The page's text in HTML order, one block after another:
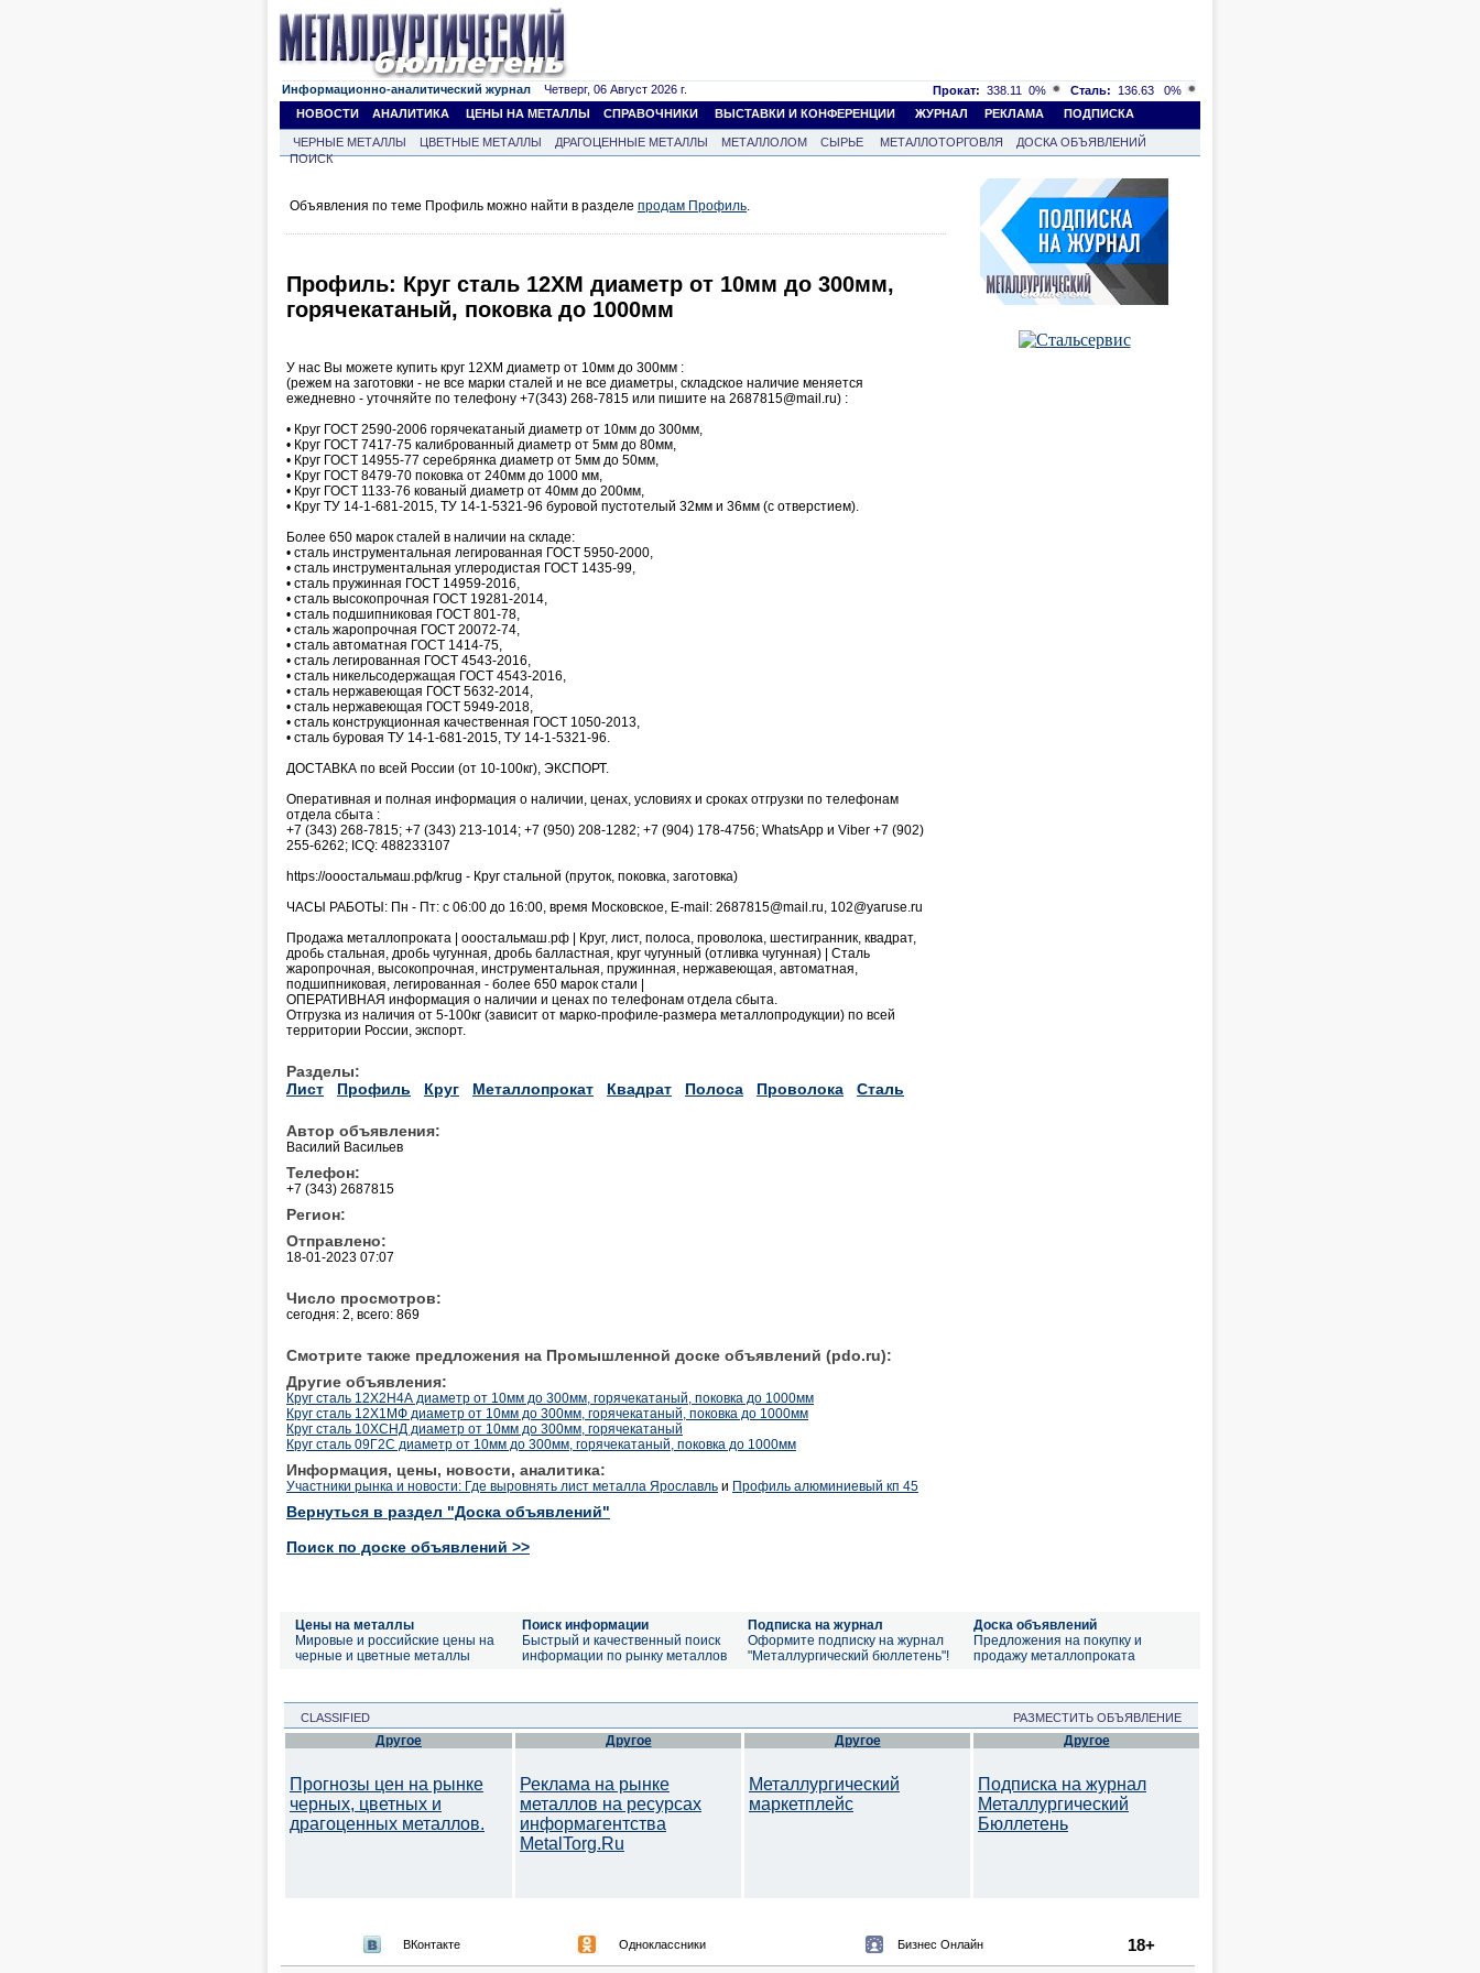
Информационно-аналитический журнал Четверг, 06 Август 2026 г. Прокат: 338.11 0% Сталь: 136.63
0%
НОВОСТИ
АНАЛИТИКА ЦЕНЫ НА МЕТАЛЛЫ СПРАВОЧНИКИ ВЫСТАВКИ И КОНФЕРЕНЦИИ ЖУРНАЛ РЕКЛАМА ПОДПИСКА
ЧЕРНЫЕ МЕТАЛЛЫ ЦВЕТНЫЕ МЕТАЛЛЫ ДРАГОЦЕННЫЕ МЕТАЛЛЫ МЕТАЛЛОЛОМ СЫРЬЕ МЕТАЛЛОТОРГОВЛЯ
ДОСКА ОБЪЯВЛЕНИЙ
ПОИСК
Объявления по теме Профиль можно найти в разделе продам Профиль.
Профиль: Круг сталь 12ХМ диаметр от 10мм до 300мм,
горячекатаный, поковка до 1000мм
У нас Вы можете купить круг 12ХМ диаметр от 10мм до 300мм :
(режем на заготовки - не все марки сталей и не все диаметры, складское наличие меняется
ежедневно - уточняйте по телефону +7(343) 268-7815 или пишите на 2687815@mail.ru) :
• Круг ГОСТ 2590-2006 горячекатаный диаметр от 10мм до 300мм,
• Круг ГОСТ 7417-75 калиброванный диаметр от 5мм до 80мм,
• Круг ГОСТ 14955-77 серебрянка диаметр от 5мм до 50мм,
• Круг ГОСТ 8479-70 поковка от 240мм до 1000 мм,
• Круг ГОСТ 1133-76 кованый диаметр от 40мм до 200мм,
• Круг ТУ 14-1-681-2015, ТУ 14-1-5321-96 буровой пустотелый 32мм и 36мм (с отверстием).
Более 650 марок сталей в наличии на складе:
• сталь инструментальная легированная ГОСТ 5950-2000,
• сталь инструментальная углеродистая ГОСТ 1435-99,
• сталь пружинная ГОСТ 14959-2016,
• сталь высокопрочная ГОСТ 19281-2014,
• сталь подшипниковая ГОСТ 801-78,
• сталь жаропрочная ГОСТ 20072-74,
• сталь автоматная ГОСТ 1414-75,
• сталь легированная ГОСТ 4543-2016,
• сталь никельсодержащая ГОСТ 4543-2016,
• сталь нержавеющая ГОСТ 5632-2014,
• сталь нержавеющая ГОСТ 5949-2018,
• сталь конструкционная качественная ГОСТ 1050-2013,
• сталь буровая ТУ 14-1-681-2015, ТУ 14-1-5321-96.
ДОСТАВКА по всей России (от 10-100кг), ЭКСПОРТ.
Оперативная и полная информация о наличии, ценах, условиях и сроках отгрузки по телефонам
отдела сбыта :
+7 (343) 268-7815; +7 (343) 213-1014; +7 (950) 208-1282; +7 (904) 178-4756; WhatsApp и Viber +7 (902)
255-6262; ICQ: 488233107
https://ооостальмаш.рф/krug - Круг стальной (пруток, поковка, заготовка)
ЧАСЫ РАБОТЫ: Пн - Пт: с 06:00 до 16:00, время Московское, E-mail: 2687815@mail.ru, 102@yaruse.ru
Продажа металлопроката | ооостальмаш.рф | Круг, лист, полоса, проволока, шестигранник, квадрат,
дробь стальная, дробь чугунная, дробь балластная, круг чугунный (отливка чугунная) | Сталь
жаропрочная, высокопрочная, инструментальная, пружинная, нержавеющая, автоматная,
подшипниковая, легированная - более 650 марок стали |
ОПЕРАТИВНАЯ информация о наличии и ценах по телефонам отдела сбыта.
Отгрузка из наличия от 5-100кг (зависит от марко-профиле-размера металлопродукции) по всей
территории России, экспорт.
Разделы:
Лист
Профиль Круг Металлопрокат Квадрат Полоса Проволока Сталь
Автор объявления:
Василий Васильев
Телефон:
+7 (343) 2687815
Регион:
Отправлено:
18-01-2023 07:07
Число просмотров:
сегодня: 2, всего: 869
Смотрите также предложения на Промышленной доске объявлений (pdo.ru):
Другие объявления:
Круг сталь 12Х2Н4А диаметр от 10мм до 300мм, горячекатаный, поковка до 1000мм
Круг сталь 12Х1МФ диаметр от 10мм до 300мм, горячекатаный, поковка до 1000мм
Круг сталь 10ХСНД диаметр от 10мм до 300мм, горячекатаный
Круг сталь 09Г2С диаметр от 10мм до 300мм, горячекатаный, поковка до 1000мм
Информация, цены, новости, аналитика:
Участники рынка и новости: Где выровнять лист металла Ярославль и Профиль алюминиевый кп 45
Вернуться в раздел "Доска объявлений"
Поиск по доске объявлений >>
Цены на металлы
Мировые и российские цены на
черные и цветные металлы
Поиск информации
Быстрый и качественный поиск
информации по рынку металлов
Подписка на журнал
Оформите подписку на журнал
"Металлургический бюллетень"!
Доска объявлений
Предложения на покупку и
продажу металлопроката
CLASSIFIED РАЗМЕСТИТЬ ОБЪЯВЛЕНИЕ
Другое
Прогнозы цен на рынке
черных, цветных и
драгоценных металлов.
Другое
Реклама на рынке
металлов на ресурсах
информагентства
MetalTorg.Ru
Другое
Металлургический
маркетплейс
Другое
Подписка на журнал
Металлургический
Бюллетень
ВКонтакте Одноклассники Бизнес Онлайн
18+